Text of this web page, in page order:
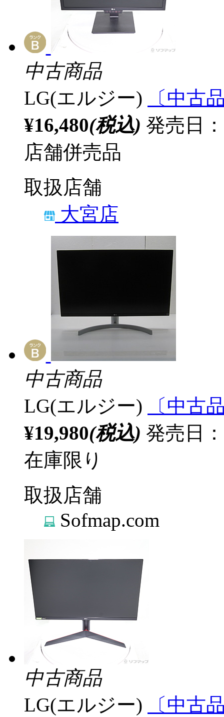
中古商品
LG(エルジー)
〔中古
¥16,480(税込) 発売日
店舗併売品
取扱店舗
大宮店
中古商品
LG(エルジー)
〔中古
¥19,980(税込) 発売日
在庫限り
取扱店舗
Sofmap.com
中古商品
LG(エルジー)
〔中古